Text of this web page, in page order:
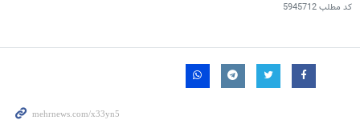
کد مطلب5945712